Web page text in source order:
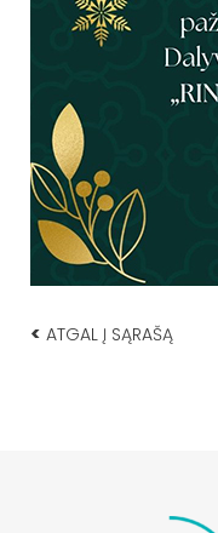
< ATGAL Į SĄRAŠĄ